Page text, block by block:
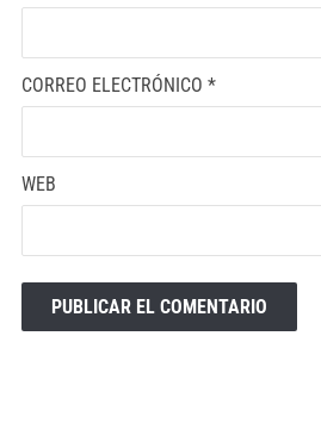
CORREO ELECTRÓNICO *
WEB